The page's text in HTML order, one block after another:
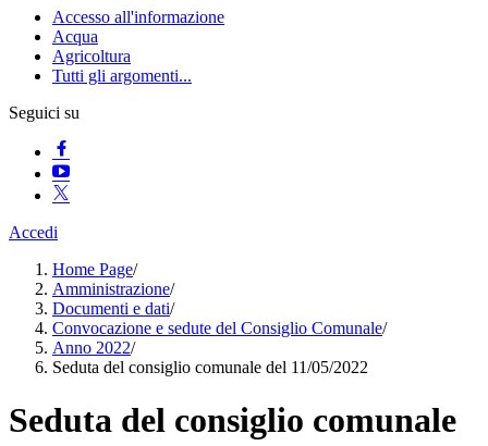
Accesso all'informazione
Acqua
Agricoltura
Tutti gli argomenti...
Seguici su
Accedi
Home Page/
Amministrazione/
Documenti e dati/
Convocazione e sedute del Consiglio Comunale/
Anno 2022/
Seduta del consiglio comunale del 11/05/2022
Seduta del consiglio comunale